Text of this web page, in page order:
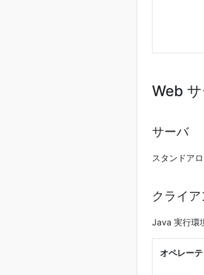
Web
サーバ
スタンドア
クライア
Java 実行環
オペレー